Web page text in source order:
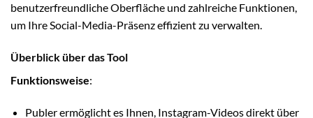
benutzerfreundliche Oberfläche und zahlreiche Funktionen,
um Ihre Social-Media-Präsenz effizient zu verwalten.
Überblick über das Tool
Funktionsweise:
Publer ermöglicht es Ihnen, Instagram-Videos direkt über